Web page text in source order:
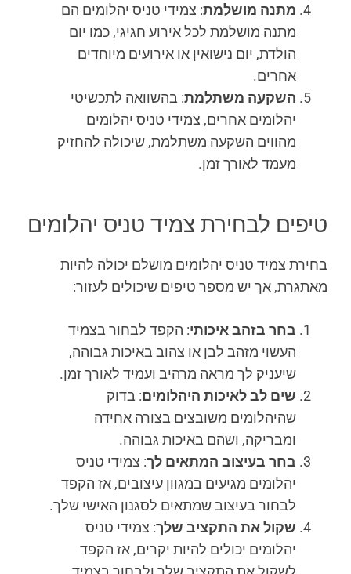
מתנה מושלמת: צמידי טניס יהלומים הם
מתנה מושלמת לכל אירוע חגיגי, כמו יום
הולדת, יום נישואין או אירועים מיוחדים
אחרים.
השקעה משתלמת: בהשוואה לתכשיטי
יהלומים אחרים, צמידי טניס יהלומים
מהווים השקעה משתלמת, שיכולה להחזיק
מעמד לאורך זמן.
טיפים לבחירת צמיד טניס יהלומים
בחירת צמיד טניס יהלומים מושלם יכולה להיות
מאתגרת, אך יש מספר טיפים שיכולים לעזור:
בחר בזהב איכותי: הקפד לבחור בצמיד
העשוי מזהב לבן או צהוב באיכות גבוהה,
שיעניק לך מראה מרהיב ועמיד לאורך זמן.
שים לב לאיכות היהלומים: בדוק
שהיהלומים משובצים בצורה אחידה
ומבריקה, ושהם באיכות גבוהה.
בחר בעיצוב המתאים לך: צמידי טניס
יהלומים מגיעים במגוון עיצובים, אז הקפד
לבחור בעיצוב שמתאים לסגנון האישי שלך.
שקול את התקציב שלך: צמידי טניס
יהלומים יכולים להיות יקרים, אז הקפד